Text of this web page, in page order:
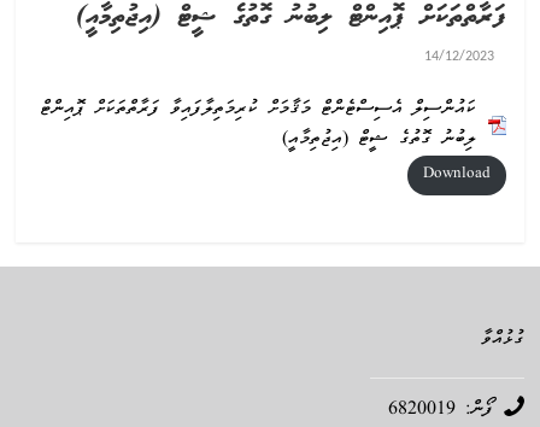
ފަރާތްތަކަށް ޕޮއިންޓް ލިބުނު ގޮތުގެ ޝީޓް (އިޖުތިމާއީ)
14/12/2023
ކައުންސިލް އެސިސްޓެންޓް މަޤާމަށް ކުރިމަތިލާފައިވާ ފަރާތްތަކަށް ޕޮއިންޓް
ލިބުނު ގޮތުގެ ޝީޓް (އިޖުތިމާއީ)
Download
ގުޅުއްވާ
ފޯން: 6820019